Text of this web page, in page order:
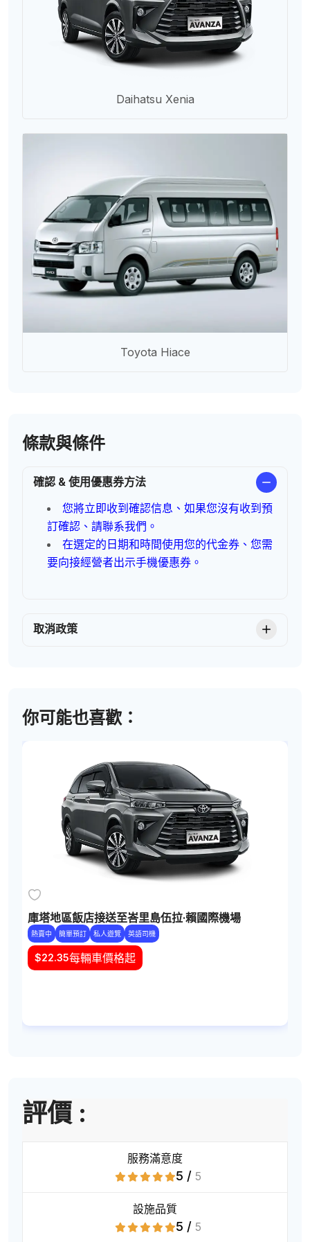
Daihatsu Xenia
Toyota Hiace
條款與條件
確認 & 使用優惠券方法
您將立即收到確認信息、如果您沒有收到預
訂確認、請聯系我們。
在選定的日期和時間使用您的代金券、您需
要向接經營者出示手機優惠券。
取消政策
你可能也喜歡：
庫塔地區飯店接送至峇里島伍拉·賴國際機場
熱賣中 簡單預訂 私人遊覽 英語司機
$22.35每輛車價格起
評價 :
服務滿意度
5 / 5
設施品質
5 / 5